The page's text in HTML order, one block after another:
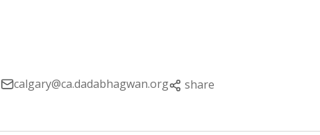
calgary@ca.dadabhagwan.org share